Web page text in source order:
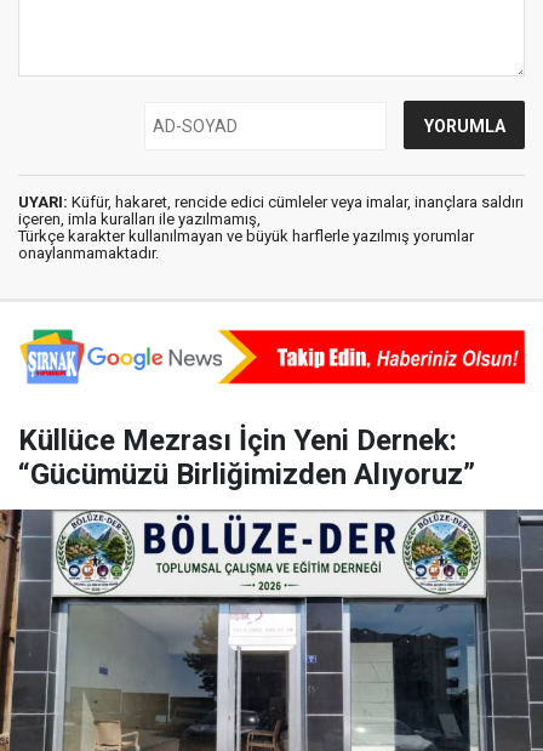
UYARI: Küfür, hakaret, rencide edici cümleler veya imalar, inançlara saldırı
içeren, imla kuralları ile yazılmamış,
Türkçe karakter kullanılmayan ve büyük harflerle yazılmış yorumlar
onaylanmamaktadır.
Küllüce Mezrası İçin Yeni Dernek:
“Gücümüzü Birliğimizden Alıyoruz”